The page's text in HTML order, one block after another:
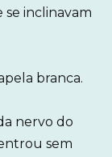
se inclinavam
branca.
nervo do
sem